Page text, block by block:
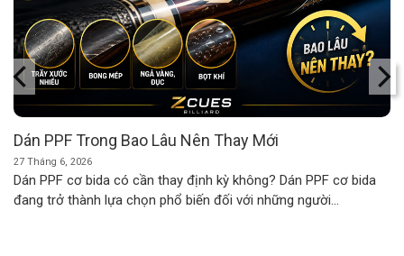
Dán PPF Trong Bao Lâu Nên Thay Mới
27 Tháng 6, 2026
Dán PPF cơ bida có cần thay định kỳ không? Dán PPF cơ bida
đang trở thành lựa chọn phổ biến đối với những người...